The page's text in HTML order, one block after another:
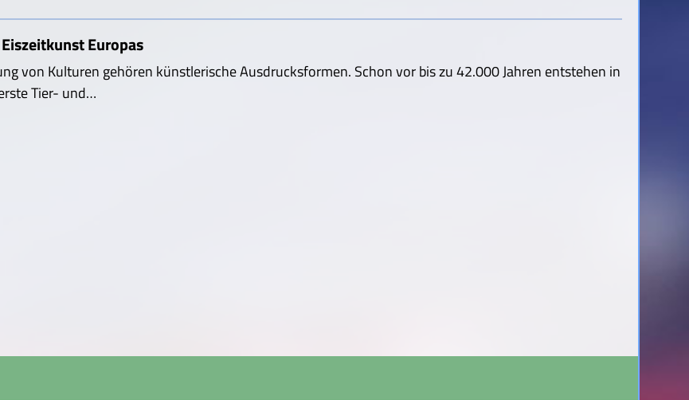
Europas
von Kulturen gehören künstlerische Ausdrucksformen. Schon vor bis zu 42.000 Jahren entstehen in
Tier- und…